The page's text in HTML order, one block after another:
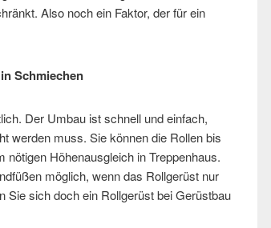
Also noch ein Faktor, der für ein
Schmiechen
Der Umbau ist schnell und einfach,
werden muss. Sie können die Rollen bis
Höhenausgleich in Treppenhaus.
möglich, wenn das Rollgerüst nur
Sie sich doch ein Rollgerüst bei Gerüstbau